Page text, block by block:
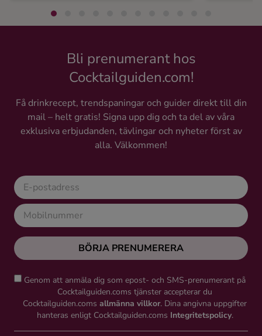
Bli prenumerant hos
Cocktailguiden.com!
Få drinkrecept, trendspaningar och guider direkt till din
mail – helt gratis! Signa upp dig och ta del av våra
exklusiva erbjudanden, tävlingar och nyheter först av
alla. Välkommen!
BÖRJA PRENUMERERA
Genom att anmäla dig som epost- och SMS-prenumerant på
Cocktailguiden.coms tjänster accepterar du
Cocktailguiden.coms allmänna villkor. Dina angivna uppgifter
hanteras enligt Cocktailguiden.coms Integritetspolicy.